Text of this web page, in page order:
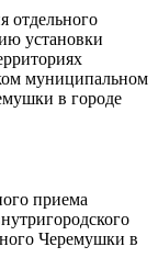
отдельного
установки
муниципальном
в городе
приема
Черемушки в